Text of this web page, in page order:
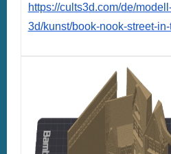
https://cults3d.com/de/
3d/kunst/book-nook-street-